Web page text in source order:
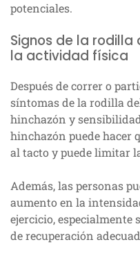
potenciales.
Signos de la
la actividad física
Después de correr o
síntomas de la rodilla
hinchazón y
hinchazón puede hacer
al tacto y puede limitar
Además, las personas
aumento en la
ejercicio,
de recuperación